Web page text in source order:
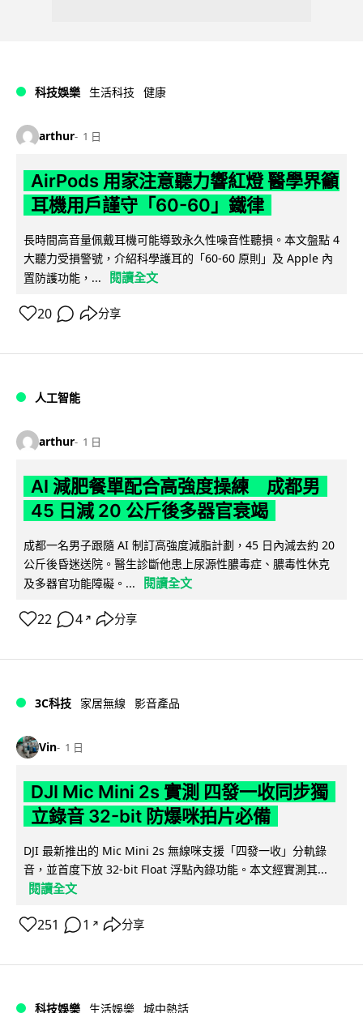
科技娛樂 生活科技 健康
arthur 1 日
AirPods 用家注意聽力響紅燈 醫學界籲
耳機用戶謹守「60-60」鐵律
長時間高音量佩戴耳機可能導致永久性噪音性聽損。本文盤點 4
大聽力受損警號，介紹科學護耳的「60-60 原則」及 Apple 內
置防護功能，...
閱讀全文
20 分享
人工智能
arthur 1 日
AI 減肥餐單配合高強度操練 成都男
45 日減 20 公斤後多器官衰竭
成都一名男子跟隨 AI 制訂高強度減脂計劃，45 日內減去約 20
公斤後昏迷送院。醫生診斷他患上尿源性膿毒症、膿毒性休克
及多器官功能障礙。...
閱讀全文
22 4 ↗ 分享
3C科技 家居無線 影音產品
Vin 1 日
DJI Mic Mini 2s 實測 四發一收同步獨
立錄音 32-bit 防爆咪拍片必備
DJI 最新推出的 Mic Mini 2s 無線咪支援「四發一收」分軌錄
音，並首度下放 32-bit Float 浮點內錄功能。本文經實測其...
閱讀全文
251 1 ↗ 分享
科技娛樂 生活娛樂 城中熱話